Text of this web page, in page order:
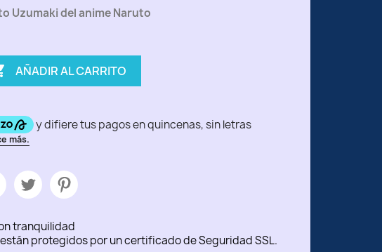
Uzumaki del anime Naruto
AÑADIR AL CARRITO
tranquilidad
protegidos por un certificado de Seguridad SSL.